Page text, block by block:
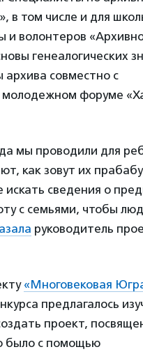
в том числе и для
и волонтеров
генеалогических
архива совместно с
молодежном форуме
мы проводили для
как зовут их
искать сведения о
с семьями, чтобы
руководитель
«Многовековая
предлагалось
проект,
было с помощью